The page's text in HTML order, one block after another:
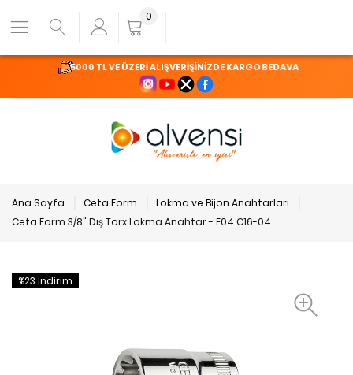
5000 TL VE ÜZERİ ALIŞVERİŞİNİZDE KARGO BEDAVA
0
Ana Sayfa Ceta Form
Lokma ve Bijon Anahtarları
Ceta Form 3/8" Dış Torx Lokma Anahtar - E04 C16-04
%23 İndirim